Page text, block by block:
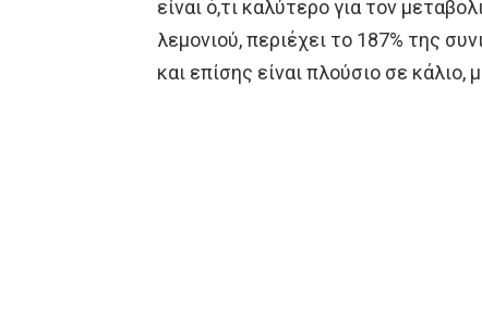
είναι ό,τι καλύτερο για τον
λεμονιού, περιέχει το 187% της
και επίσης είναι πλούσιο σε κάλιο,